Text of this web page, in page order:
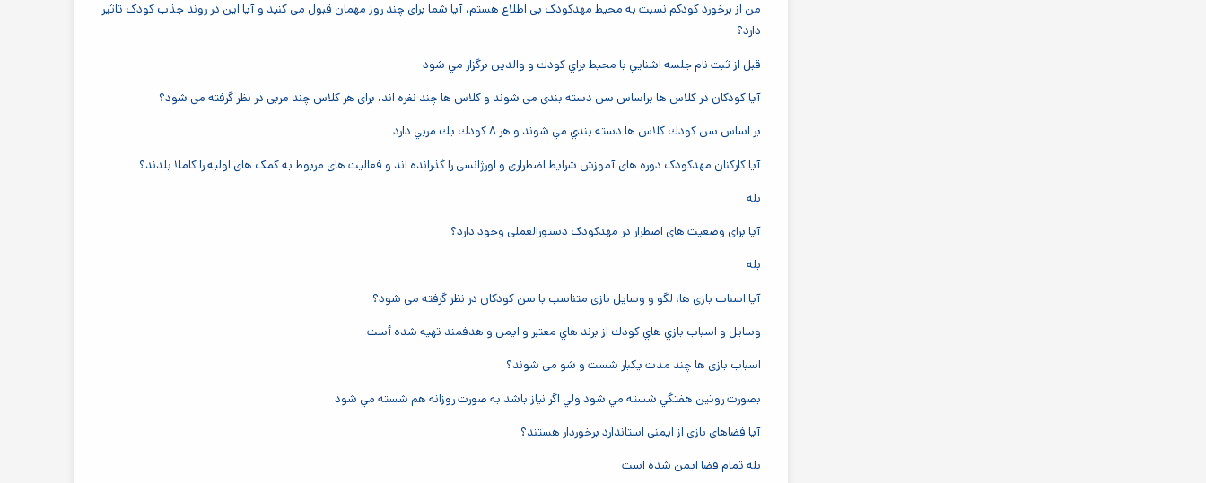
من از برخورد کودکم نسبت به محیط مهدکودک بی اطلاع هستم، آیا شما برای چند روز مهمان قبول می کنید و آیا این در روند جذب کودک تاثیر
دارد؟
قبل از ثبت نام جلسه اشنايي با محيط براي كودك و والدين برگزار مي شود
آیا کودکان در کلاس ها براساس سن دسته بندی می شوند و کلاس ها چند نفره اند، برای هر کلاس چند مربی در نظر گرفته می شود؟
بر اساس سن كودك كلاس ها دسته بندي مي شوند و هر ٨ كودك يك مربي دارد
آیا کارکنان مهدکودک دوره های آموزش شرایط اضطراری و اورژانسی را گذرانده اند و فعالیت های مربوط به کمک های اولیه را کاملا بلدند؟
بله
آیا برای وضعیت های اضطرار در مهدکودک دستورالعملی وجود دارد؟
بله
آیا اسباب بازی ها، لگو و وسایل بازی متناسب با سن کودکان در نظر گرفته می شود؟
وسايل و اسباب بازي هاي كودك از برند هاي معتبر و ايمن و هدفمند تهيه شده أست
اسباب بازی ها چند مدت یکبار شست و شو می شوند؟
بصورت روتين هفتگي شسته مي شود ولي اگر نياز باشد به صورت روزانه هم شسته مي شود
آیا فضاهای بازی از ایمنی استاندارد برخوردار هستند؟
بله تمام فضا ايمن شده است